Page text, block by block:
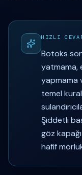
HIZLI
Botoks
yatmama,
yapmama
temel
Şiddetli
göz
hafif